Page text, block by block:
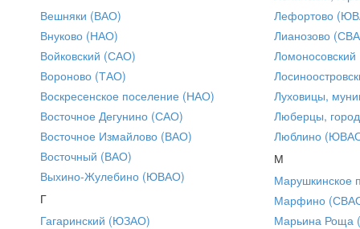
Вешняки (ВАО)
Внуково (НАО)
Войковский (САО)
Вороново (ТАО)
Воскресенское поселение (НАО)
Восточное Дегунино (САО)
Восточное Измайлово (ВАО)
Восточный (ВАО)
Выхино-Жулебино (ЮВАО)
Г
Гагаринский (ЮЗАО)
Лефортово
Лианозово
Луховицы,
Люберцы,
Люблино
М
Марушкинское
Марфино
Марьина Роща